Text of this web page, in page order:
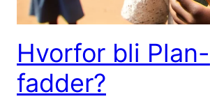
Hvorfor bli Plan-
fadder?